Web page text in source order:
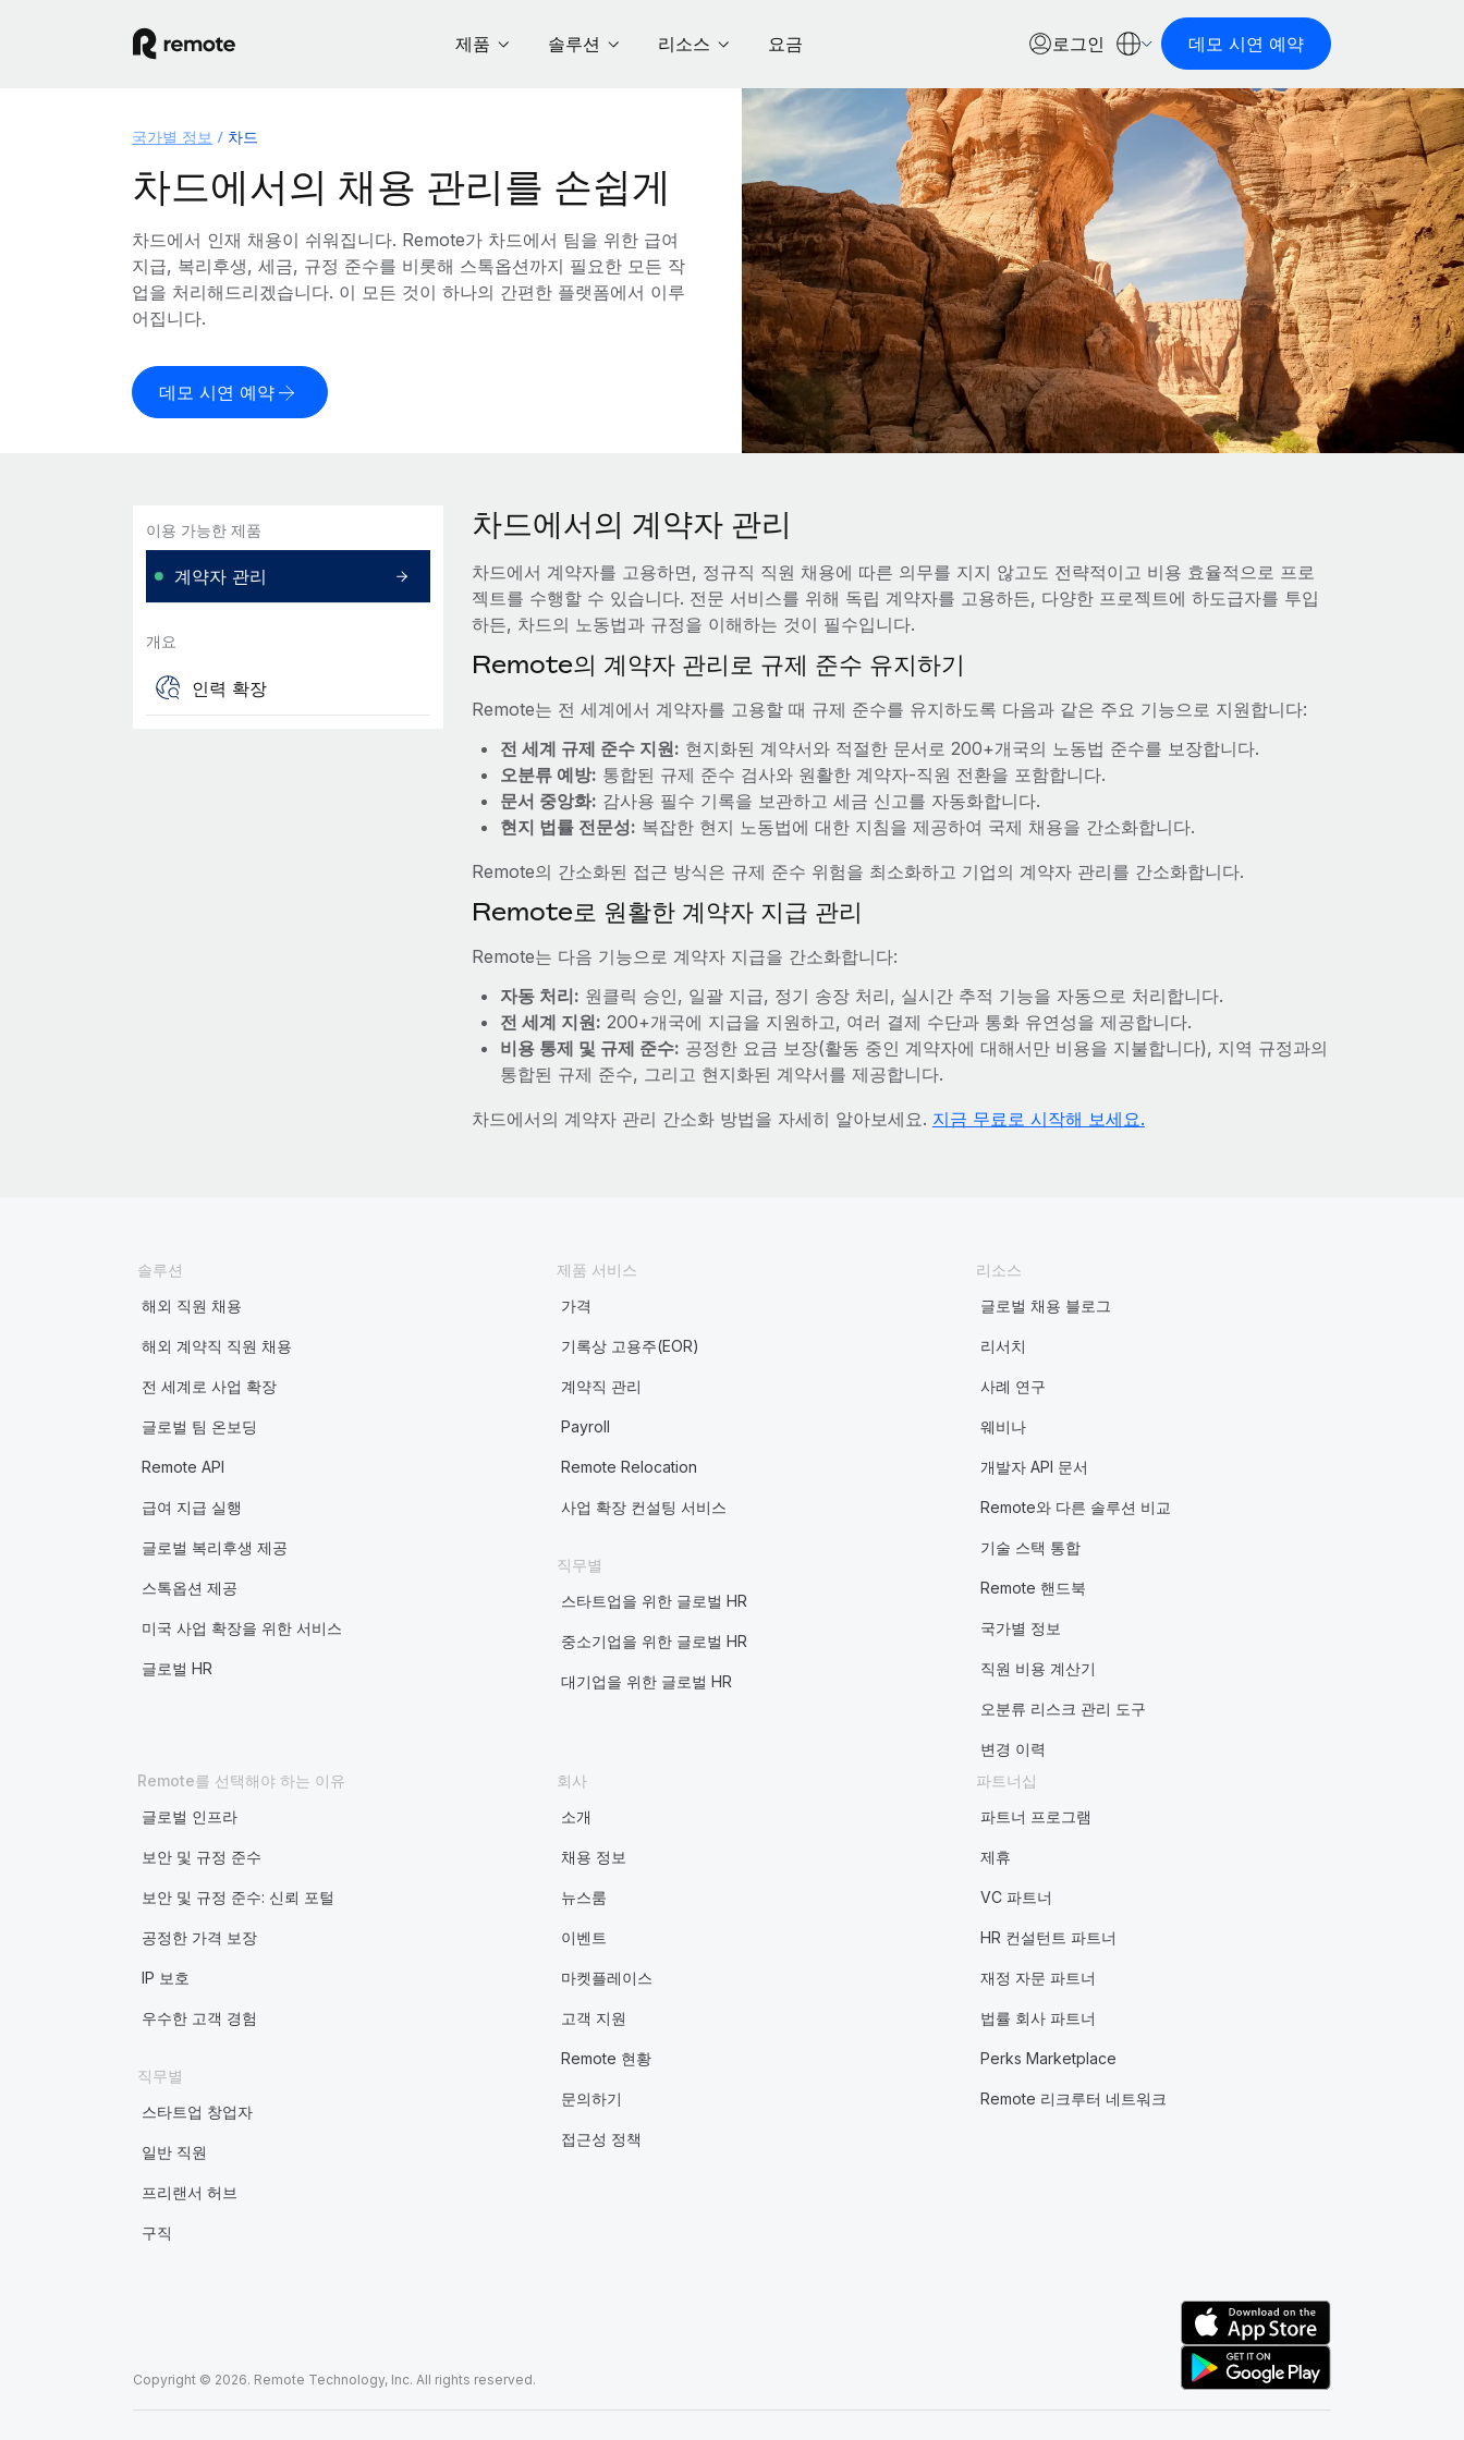
제품 솔루션 리소스 요금 로그인 데모 시연 예약
국가별 정보 차드
차드에서의 채용 관리를 손쉽게
차드에서 인재 채용이 쉬워집니다. Remote가 차드에서 팀을 위한 급여
지급, 복리후생, 세금, 규정 준수를 비롯해 스톡옵션까지 필요한 모든 작
업을 처리해드리겠습니다. 이 모든 것이 하나의 간편한 플랫폼에서 이루
어집니다.
데모 시연 예약
이용 가능한 제품
계약자 관리
개요
인력 확장
차드에서의 계약자 관리
차드에서 계약자를 고용하면, 정규직 직원 채용에 따른 의무를 지지 않고도 전략적이고 비용 효율적으로 프로
젝트를 수행할 수 있습니다. 전문 서비스를 위해 독립 계약자를 고용하든, 다양한 프로젝트에 하도급자를 투입
하든, 차드의 노동법과 규정을 이해하는 것이 필수입니다.
Remote의 계약자 관리로 규제 준수 유지하기
Remote는 전 세계에서 계약자를 고용할 때 규제 준수를 유지하도록 다음과 같은 주요 기능으로 지원합니다:
전 세계 규제 준수 지원: 현지화된 계약서와 적절한 문서로 200+개국의 노동법 준수를 보장합니다.
오분류 예방: 통합된 규제 준수 검사와 원활한 계약자-직원 전환을 포함합니다.
문서 중앙화: 감사용 필수 기록을 보관하고 세금 신고를 자동화합니다.
현지 법률 전문성: 복잡한 현지 노동법에 대한 지침을 제공하여 국제 채용을 간소화합니다.
Remote의 간소화된 접근 방식은 규제 준수 위험을 최소화하고 기업의 계약자 관리를 간소화합니다.
Remote로 원활한 계약자 지급 관리
Remote는 다음 기능으로 계약자 지급을 간소화합니다:
자동 처리: 원클릭 승인, 일괄 지급, 정기 송장 처리, 실시간 추적 기능을 자동으로 처리합니다.
전 세계 지원: 200+개국에 지급을 지원하고, 여러 결제 수단과 통화 유연성을 제공합니다.
비용 통제 및 규제 준수: 공정한 요금 보장(활동 중인 계약자에 대해서만 비용을 지불합니다), 지역 규정과의
통합된 규제 준수, 그리고 현지화된 계약서를 제공합니다.
차드에서의 계약자 관리 간소화 방법을 자세히 알아보세요. 지금 무료로 시작해 보세요.
솔루션
해외 직원 채용
해외 계약직 직원 채용
전 세계로 사업 확장
글로벌 팀 온보딩
Remote API
급여 지급 실행
글로벌 복리후생 제공
스톡옵션 제공
미국 사업 확장을 위한 서비스
글로벌 HR
제품 서비스
가격
기록상 고용주(EOR)
계약직 관리
Payroll
Remote Relocation
사업 확장 컨설팅 서비스
직무별
스타트업을 위한 글로벌 HR
중소기업을 위한 글로벌 HR
대기업을 위한 글로벌 HR
리소스
글로벌 채용 블로그
리서치
사례 연구
웨비나
개발자 API 문서
Remote와 다른 솔루션 비교
기술 스택 통합
Remote 핸드북
국가별 정보
직원 비용 계산기
오분류 리스크 관리 도구
변경 이력
Remote를 선택해야 하는 이유
글로벌 인프라
보안 및 규정 준수
보안 및 규정 준수: 신뢰 포털
공정한 가격 보장
IP 보호
우수한 고객 경험
직무별
스타트업 창업자
일반 직원
프리랜서 허브
구직
회사
소개
채용 정보
뉴스룸
이벤트
마켓플레이스
고객 지원
Remote 현황
문의하기
접근성 정책
파트너십
파트너 프로그램
제휴
VC 파트너
HR 컨설턴트 파트너
재정 자문 파트너
법률 회사 파트너
Perks Marketplace
Remote 리크루터 네트워크
Copyright © 2026. Remote Technology, Inc. All rights reserved.